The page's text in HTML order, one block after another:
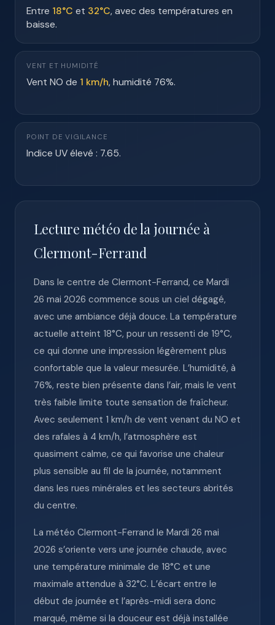
Entre 18°C et 32°C, avec des températures en
baisse.
VENT ET HUMIDITÉ
Vent NO de 1 km/h, humidité 76%.
POINT DE VIGILANCE
Indice UV élevé : 7.65.
Lecture météo de la journée à
Clermont-Ferrand
Dans le centre de Clermont-Ferrand, ce Mardi
26 mai 2026 commence sous un ciel dégagé,
avec une ambiance déjà douce. La température
actuelle atteint 18°C, pour un ressenti de 19°C,
ce qui donne une impression légèrement plus
confortable que la valeur mesurée. L’humidité, à
76%, reste bien présente dans l’air, mais le vent
très faible limite toute sensation de fraîcheur.
Avec seulement 1 km/h de vent venant du NO et
des rafales à 4 km/h, l’atmosphère est
quasiment calme, ce qui favorise une chaleur
plus sensible au fil de la journée, notamment
dans les rues minérales et les secteurs abrités
du centre.
La météo Clermont-Ferrand le Mardi 26 mai
2026 s’oriente vers une journée chaude, avec
une température minimale de 18°C et une
maximale attendue à 32°C. L’écart entre le
début de journée et l’après-midi sera donc
marqué, même si la douceur est déjà installée